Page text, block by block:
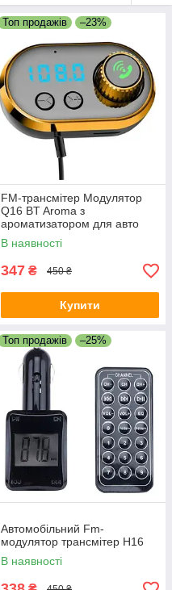
Топ продажів –23%
FM-трансмітер Модулятор
Q16 BT Aroma з
ароматизатором для авто
В наявності
347 ₴ 450 ₴
Купити
Топ продажів –25%
Автомобільний Fm-
модулятор трансмітер H16
В наявності